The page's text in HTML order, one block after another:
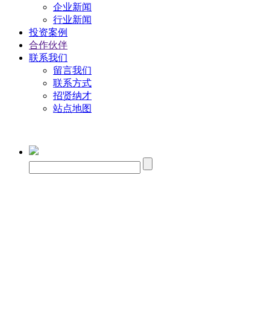
企业新闻
行业新闻
投资案例
合作伙伴
联系我们
留言我们
联系方式
招贤纳才
站点地图